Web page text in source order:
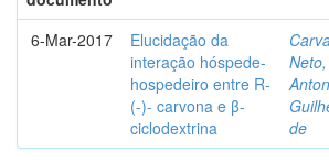
6-Mar-2017
Elucidação da
interação hóspede-
hospedeiro entre R-
(-)- carvona e β-
ciclodextrina
Neto,
de